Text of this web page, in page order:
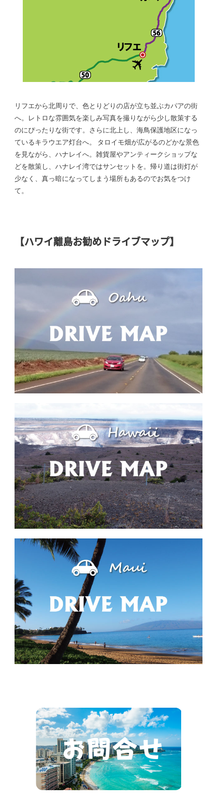
リフエから北周りで、色とりどりの店が立ち並ぶカパアの街
へ。レトロな雰囲気を楽しみ写真を撮りながら少し散策する
のにぴったりな街です。さらに北上し、海鳥保護地区になっ
ているキラウエア灯台へ。 タロイモ畑が広がるのどかな景色
を見ながら、ハナレイへ。雑貨屋やアンティークショップな
どを散策し、ハナレイ湾ではサンセットを。帰り道は街灯が
少なく、真っ暗になってしまう場所もあるのでお気をつけ
て。
【ハワイ離島お勧めドライブマップ】